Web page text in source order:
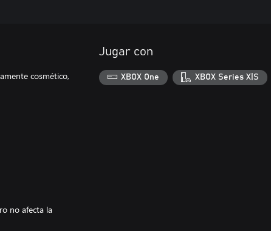
cosmético,
no afecta la
Jugar con
XBOX One XBOX Series X|S